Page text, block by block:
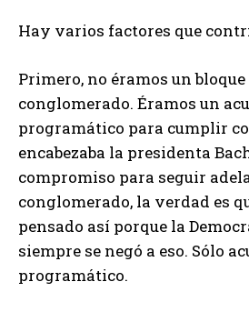
Hay varios factores que
Primero, no éramos un
conglomerado. Éramos un
programático para cumplir
encabezaba la presidenta
compromiso para seguir
conglomerado, la verdad es
pensado así porque la
siempre se negó a eso. Sólo
programático.